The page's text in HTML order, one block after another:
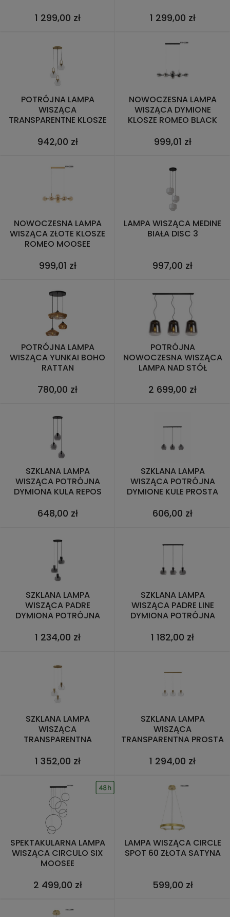
1 299,00 zł 1 299,00 zł
POTRÓJNA LAMPA
WISZĄCA
TRANSPARENTNE KLOSZE
942,00 zł
NOWOCZESNA LAMPA
WISZĄCA DYMIONE
KLOSZE ROMEO BLACK
999,01 zł
NOWOCZESNA LAMPA
WISZĄCA ZŁOTE KLOSZE
ROMEO MOOSEE
999,01 zł
LAMPA WISZĄCA MEDINE
BIAŁA DISC 3
997,00 zł
POTRÓJNA LAMPA
WISZĄCA YUNKAI BOHO
RATTAN
780,00 zł
POTRÓJNA
NOWOCZESNA WISZĄCA
LAMPA NAD STÓŁ
2 699,00 zł
SZKLANA LAMPA
WISZĄCA POTRÓJNA
DYMIONA KULA REPOS
648,00 zł
SZKLANA LAMPA
WISZĄCA POTRÓJNA
DYMIONE KULE PROSTA
606,00 zł
SZKLANA LAMPA
WISZĄCA PADRE
DYMIONA POTRÓJNA
1 234,00 zł
SZKLANA LAMPA
WISZĄCA PADRE LINE
DYMIONA POTRÓJNA
1 182,00 zł
SZKLANA LAMPA
WISZĄCA
TRANSPARENTNA
1 352,00 zł
SZKLANA LAMPA
WISZĄCA
TRANSPARENTNA PROSTA
1 294,00 zł
SPEKTAKULARNA LAMPA
WISZĄCA CIRCULO SIX
MOOSEE
2 499,00 zł
LAMPA WISZĄCA CIRCLE
SPOT 60 ZŁOTA SATYNA
599,00 zł